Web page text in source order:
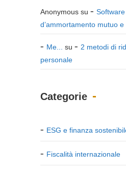
Anonymous su
d’ammortamento mutuo
Me... su
2 metodi di
personale
Categorie
ESG e finanza
Fiscalità internazionale